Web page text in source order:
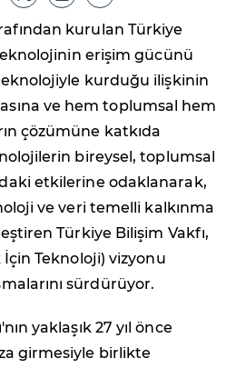
kurulan Türkiye
erişim gücünü
kurduğu ilişkinin
ve hem toplumsal hem
çözümüne katkıda
bireysel, toplumsal
etkilerine odaklanarak,
ve veri temelli kalkınma
Türkiye Bilişim Vakfı,
İçin Teknoloji) vizyonu
sürdürüyor.
yaklaşık 27 yıl önce
girmesiyle birlikte